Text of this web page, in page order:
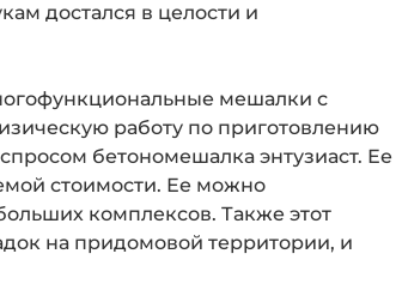
достался в целости и
мешалки с
работу по приготовлению
бетономешалка энтузиаст. Ее
стоимости. Ее можно
комплексов. Также этот
на придомовой территории, и